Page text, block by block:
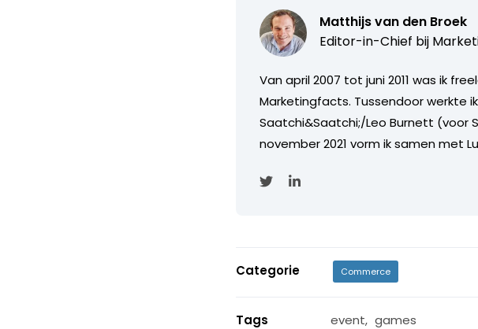
Matthijs van den Broek
Editor-in-Chief bij
Van april 2007 tot juni 2011 was ik
Marketingfacts. Tussendoor werkte
Saatchi&Saatchi;/Leo Burnett (voor
november 2021 vorm ik samen met
Categorie Commerce
Tags event, games